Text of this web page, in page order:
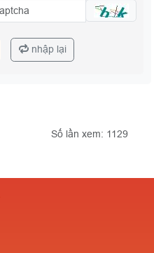
nhập lại
Số lần xem: 1129